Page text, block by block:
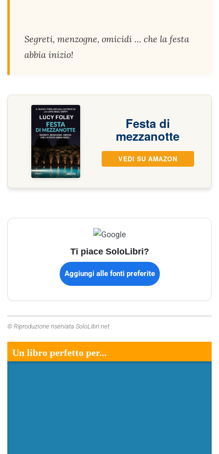
Segreti, menzogne, omicidi … che la festa
abbia inizio!
Festa di
mezzanotte
VEDI SU AMAZON
Ti piace SoloLibri?
Aggiungi alle fonti preferite
© Riproduzione riservata SoloLibri.net
Un libro perfetto per...